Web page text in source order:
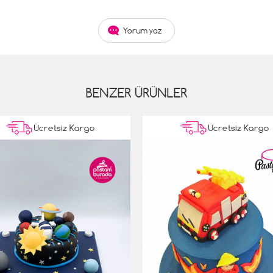
Yorum yaz
BENZER ÜRÜNLER
Ücretsiz Kargo Ücretsiz Kargo